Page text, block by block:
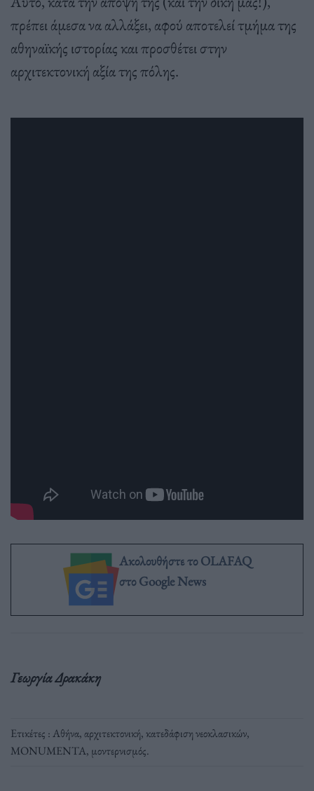
πρέπει άμεσα να αλλάξει, αφού αποτελεί τμήμα της
αθηναϊκής ιστορίας και προσθέτει στην
αρχιτεκτονική αξία της πόλης.
Ακολουθήστε το OLAFAQ
στο Google News
Γεωργία Δρακάκη
Ετικέτες :Αθήνα,αρχιτεκτονική,κατεδάφιση νεοκλασικών,
ΜΟΝUMENTA, μοντερνισμός.